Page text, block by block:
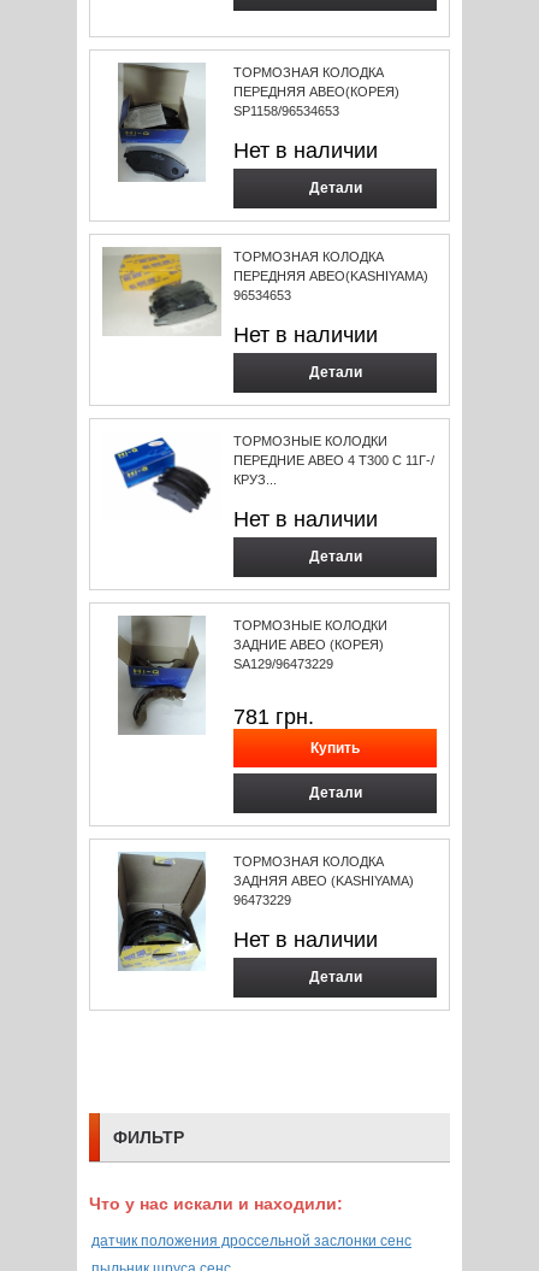
ТОРМОЗНАЯ КОЛОДКА
ПЕРЕДНЯЯ АВЕО(КОРЕЯ)
SP1158/96534653
Нет в наличии
Детали
ТОРМОЗНАЯ КОЛОДКА
ПЕРЕДНЯЯ АВЕО(KASHIYAMA)
96534653
Нет в наличии
Детали
ТОРМОЗНЫЕ КОЛОДКИ
ПЕРЕДНИЕ АВЕО 4 Т300 С 11Г-/
КРУЗ...
Нет в наличии
Детали
ТОРМОЗНЫЕ КОЛОДКИ
ЗАДНИЕ АВЕО (КОРЕЯ)
SA129/96473229
781 грн.
Детали
ТОРМОЗНАЯ КОЛОДКА
ЗАДНЯЯ АВЕО (KASHIYAMA)
96473229
Нет в наличии
Детали
ФИЛЬТР
Что у нас искали и находили:
датчик положения дроссельной заслонки сенс